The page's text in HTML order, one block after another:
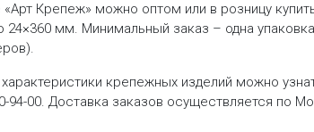
«Арт Крепеж» можно оптом или в розницу
24×360 мм. Минимальный заказ – одна
крепежных изделий можно
94-00. Доставка заказов осуществляется по